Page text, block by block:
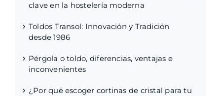
clave en la hostelería moderna
Toldos Transol: Innovación y Tradición
desde 1986
Pérgola o toldo, diferencias, ventajas e
inconvenientes
¿Por qué escoger cortinas de cristal para tu